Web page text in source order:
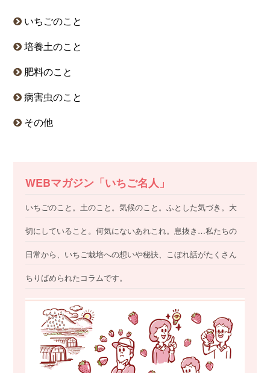
いちごのこと
培養土のこと
肥料のこと
病害虫のこと
その他
WEBマガジン「いちご名人」
いちごのこと。土のこと。気候のこと。ふとした気づき。大
切にしていること。何気にないあれこれ。息抜き…私たちの
日常から、いちご栽培への想いや秘訣、こぼれ話がたくさん
ちりばめられたコラムです。